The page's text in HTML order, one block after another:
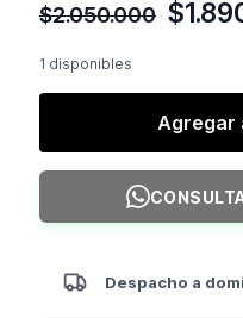
$2.050.000 El
era:
$
1 disponibles
Agregar
Despacho a